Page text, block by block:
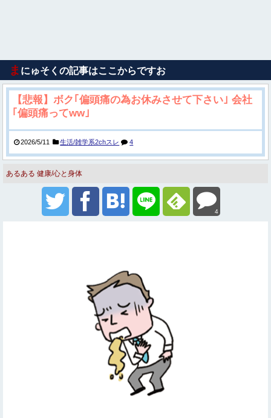
ま にゅそくの記事はここからですお
【悲報】ボク｢偏頭痛の為お休みさせて下さい｣ 会社
｢偏頭痛ってww｣
2026/5/11 生活/雑学系2chスレ 4
あるある 健康/心と身体
4